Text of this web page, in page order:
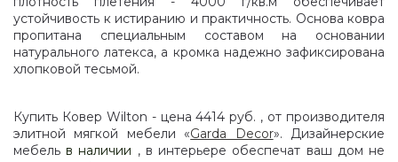
устойчивость к истиранию и практичность. Основа ковра
пропитана специальным составом на основании
натурального латекса, а кромка надежно зафиксирована
хлопковой тесьмой.
Купить Ковер Wilton - цена 4414 руб. , от производителя
элитной мягкой мебели «Garda Decor». Дизайнерские
мебель в наличии , в интерьере обеспечат ваш дом не